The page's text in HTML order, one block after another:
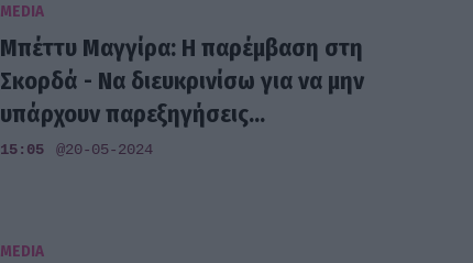
MEDIA
Μπέττυ Μαγγίρα: Η παρέμβαση στη
Σκορδά - Να διευκρινίσω για να μην
υπάρχουν παρεξηγήσεις...
15:05 @20-05-2024
MEDIA